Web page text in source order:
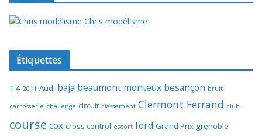
Chris modélisme
Étiquettes
1:4 2011 Audi baja beaumont monteux besançon bruit
carrosserie challenge circuit classement Clermont Ferrand club
course cox cross control escort ford Grand Prix grenoble